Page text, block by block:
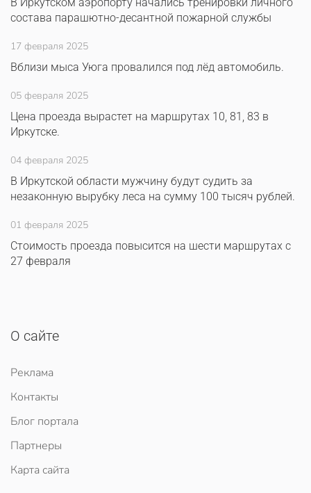
состава парашютно-десантной пожарной службы
17 февраля 2025
Вблизи мыса Уюга провалился под лёд автомобиль.
05 февраля 2025
Цена проезда вырастет на маршрутах 10, 81, 83 в
Иркутске.
04 февраля 2025
В Иркутской области мужчину будут судить за
незаконную вырубку леса на сумму 100 тысяч рублей.
01 февраля 2025
Стоимость проезда повысится на шести маршрутах с
27 февраля
О сайте
Реклама
Контакты
Блог портала
Партнеры
Карта сайта